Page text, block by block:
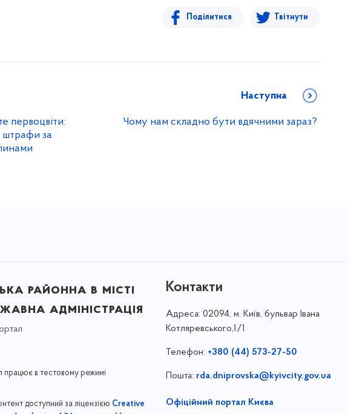
Поділитися Твітнути
первоцвіти:
штрафи за
Наступна
Чому нам складно бути вдячними зараз?
районна в місті
адміністрація
працює в тестовому режимі
доступний за ліцензією Creative
Контакти
Адреса: 02094, м. Київ, бульвар Івана
Котляревського,1/1
Телефон: +380 (44) 573-27-50
Пошта: rda.dniprovska@kyivcity.gov.ua
Офіційний портал Києва